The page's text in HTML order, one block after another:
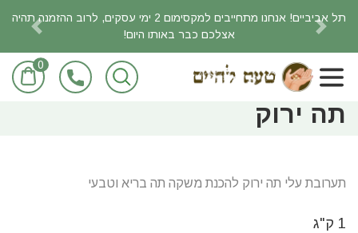
תל אביביים! אנחנו מתחייבים למקסימום 2 ימי עסקים, לרוב ההזמנה תהיה
אצלכם כבר באותו היום!
Next
0 ראשי מוצרי מזון/מכולת
משקאות ותרכיזים
מוצרי תה וחליטות
תה ירוק
תערובת עלי תה ירוק להכנת משקה תה בריא וטבעי
1 ק"ג